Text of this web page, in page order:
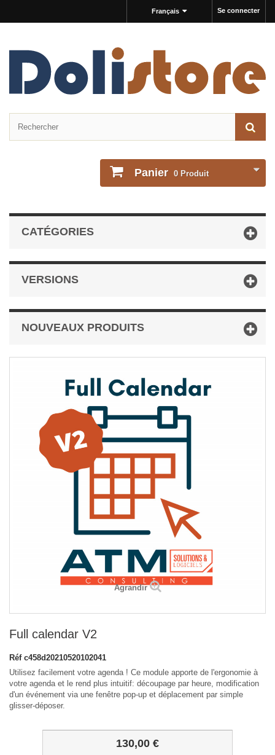
Se connecter
Français
Panier 0 Produit
CATÉGORIES
VERSIONS
NOUVEAUX PRODUITS
Agrandir
Full calendar V2
Réf c458d20210520102041
Utilisez facilement votre agenda ! Ce module apporte de l'ergonomie à
votre agenda et le rend plus intuitif: découpage par heure, modification
d'un événement via une fenêtre pop-up et déplacement par simple
glisser-déposer.
130,00 €